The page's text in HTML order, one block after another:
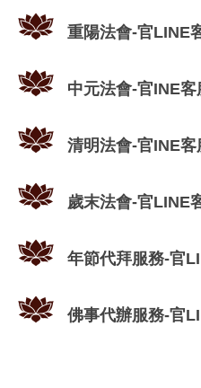
重陽法會-官LINE
中元法會-官INE
清明法會-官INE
歲末法會-官LINE
年節代拜服務-官
佛事代辦服務-官